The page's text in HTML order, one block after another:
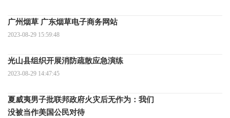
广州烟草 广东烟草电子商务网站
2023-08-29 15:59:48
光山县组织开展消防疏散应急演练
2023-08-29 14:47:45
夏威夷男子批联邦政府火灾后无作为：我们
没被当作美国公民对待